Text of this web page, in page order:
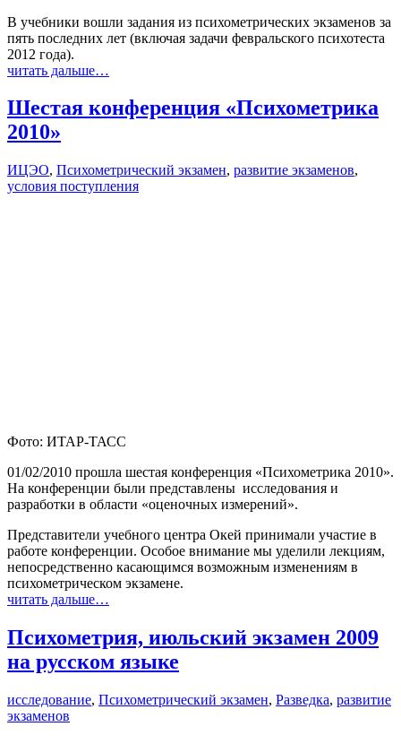
В учебники вошли задания из психометрических экзаменов за
пять последних лет (включая задачи февральского психотеста
2012 года).
читать дальше…
Шестая конференция «Психометрика
2010»
ИЦЭО, Психометрический экзамен, развитие экзаменов,
условия поступления
Фото: ИТАР-ТАСС
01/02/2010 прошла шестая конференция «Психометрика 2010».
На конференции были представлены исследования и
разработки в области «оценочных измерений».
Представители учебного центра Окей принимали участие в
работе конференции. Особое внимание мы уделили лекциям,
непосредственно касающимся возможным изменениям в
психометрическом экзамене.
читать дальше…
Психометрия, июльский экзамен 2009
на русском языке
исследование, Психометрический экзамен, Разведка, развитие
экзаменов